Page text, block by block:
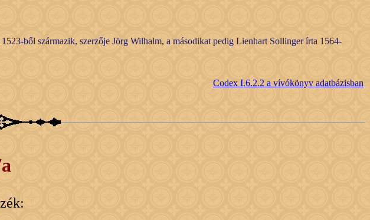
ből származik, szerzője Jörg Wilhalm, a másodikat pedig Lienhart Sollinger írta 1564-
Codex I.6.2.2 a vívókönyv adatbázisban